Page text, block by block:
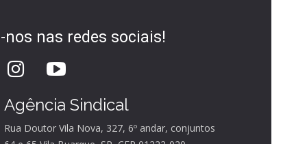
nos nas redes sociais!
Agência Sindical
Rua Doutor Vila Nova, 327, 6º andar, conjuntos